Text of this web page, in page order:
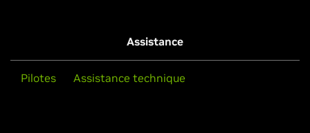
Assistance
Pilotes Assistance technique